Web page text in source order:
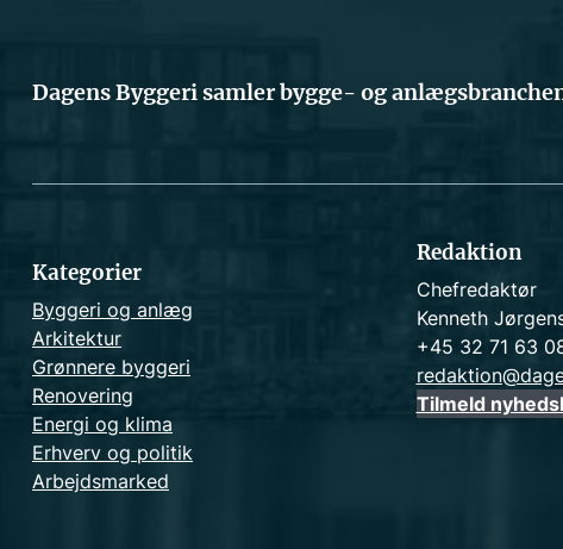
Dagens Byggeri samler bygge- og
Kategorier
Byggeri og anlæg
Arkitektur
Grønnere byggeri
Renovering
Energi og klima
Erhverv og politik
Arbejdsmarked
Redaktion
Chefredaktør
Kenneth
+45 32 71 63
Tilmeld